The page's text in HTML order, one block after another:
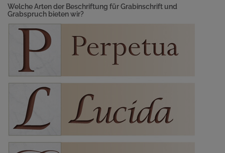
Welche Arten der Beschriftung für Grabinschrift und
Grabspruch bieten wir?